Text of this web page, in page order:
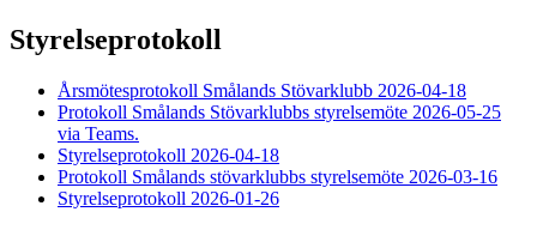
Styrelseprotokoll
Årsmötesprotokoll Smålands Stövarklubb 2026-04-18
Protokoll Smålands Stövarklubbs styrelsemöte 2026-05-25
via Teams.
Styrelseprotokoll 2026-04-18
Protokoll Smålands stövarklubbs styrelsemöte 2026-03-16
Styrelseprotokoll 2026-01-26